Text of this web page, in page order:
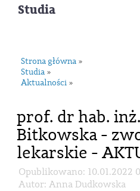
Studia
Strona główna »
Studia »
Aktualności »
prof. dr hab.
Bitkowska -
lekarskie -
Opublikowano: 10.01.2022
Autor: Anna Dudkowska